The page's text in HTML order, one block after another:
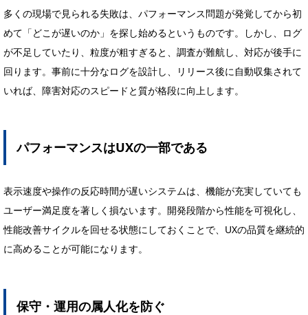
多くの現場で見られる失敗は、パフォーマンス問題が発覚してから初
めて「どこが遅いのか」を探し始めるというものです。しかし、ログ
が不足していたり、粒度が粗すぎると、調査が難航し、対応が後手に
回ります。事前に十分なログを設計し、リリース後に自動収集されて
いれば、障害対応のスピードと質が格段に向上します。
パフォーマンスはUXの一部である
表示速度や操作の反応時間が遅いシステムは、機能が充実していても
ユーザー満足度を著しく損ないます。開発段階から性能を可視化し、
性能改善サイクルを回せる状態にしておくことで、UXの品質を継続的
に高めることが可能になります。
保守・運用の属人化を防ぐ